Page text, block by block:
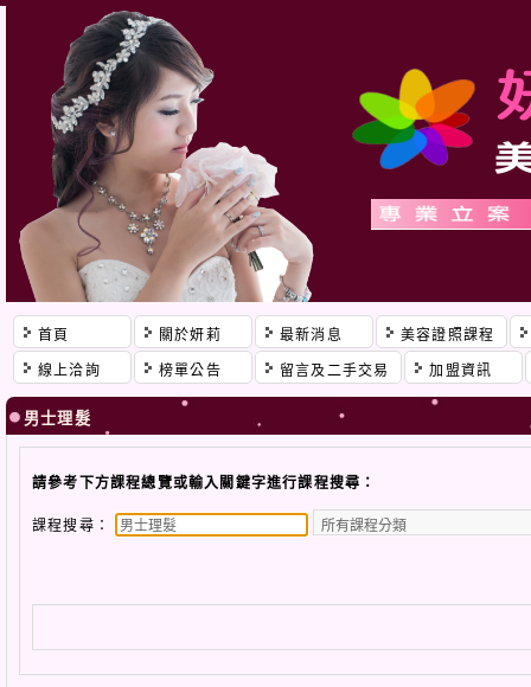
首頁 關於妍莉 最新消息 美容證照課程
線上洽詢 榜單公告 留言及二手交易 加盟資訊
男士理髮
請參考下方課程總覽或輸入關鍵字進行課程搜尋：
課程搜尋：